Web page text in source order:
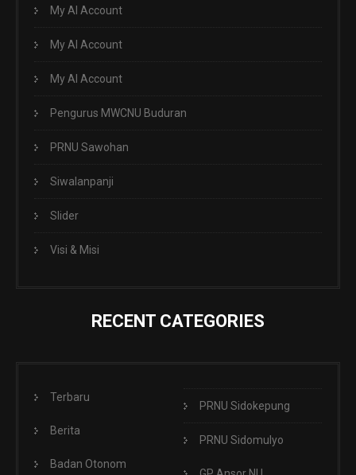
My AI Account
My AI Account
My AI Account
Pengurus MWCNU Buduran
PRNU Sawohan
Siwalanpanji
Slider
Visi & Misi
RECENT CATEGORIES
Terbaru
Berita
Badan Otonom
PRNU Sidokepung
PRNU Sidomulyo